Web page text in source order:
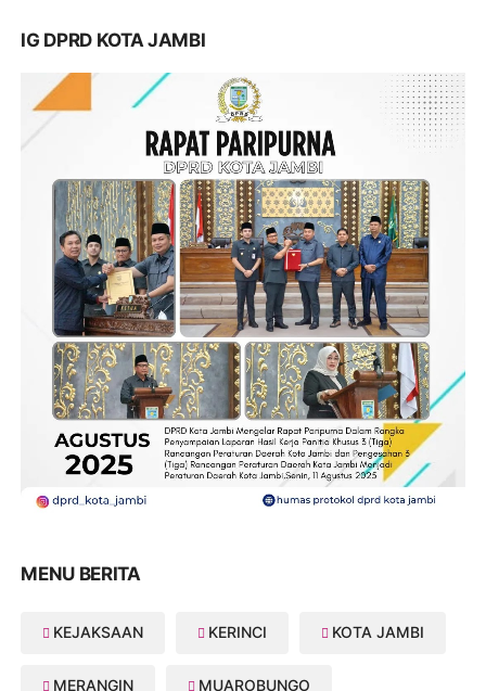
IG DPRD KOTA JAMBI
MENU BERITA
KEJAKSAAN KERINCI KOTA JAMBI
MERANGIN MUAROBUNGO